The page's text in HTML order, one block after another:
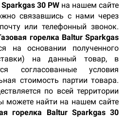
30 PW на нашем сайте
связавшись с нами через
или телефонный звонок.
горелка Baltur Sparkgas
на основании полученного
на данный товар, в
согласованные условия
стоимость партии товара.
по всей территории
можете найти на нашем сайте
горелка Baltur Sparkgas 30